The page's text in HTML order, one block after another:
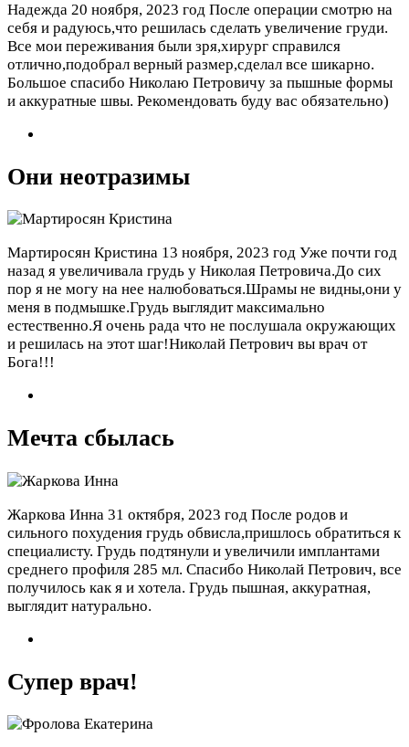
Надежда 20 ноября, 2023 год После операции смотрю на
себя и радуюсь,что решилась сделать увеличение груди.
Все мои переживания были зря,хирург справился
отлично,подобрал верный размер,сделал все шикарно.
Большое спасибо Николаю Петровичу за пышные формы
и аккуратные швы. Рекомендовать буду вас обязательно)
Они неотразимы
Мартиросян Кристина 13 ноября, 2023 год Уже почти год
назад я увеличивала грудь у Николая Петровича.До сих
пор я не могу на нее налюбоваться.Шрамы не видны,они у
меня в подмышке.Грудь выглядит максимально
естественно.Я очень рада что не послушала окружающих
и решилась на этот шаг!Николай Петрович вы врач от
Бога!!!
Мечта сбылась
Жаркова Инна 31 октября, 2023 год После родов и
сильного похудения грудь обвисла,пришлось обратиться к
специалисту. Грудь подтянули и увеличили имплантами
среднего профиля 285 мл. Спасибо Николай Петрович, все
получилось как я и хотела. Грудь пышная, аккуратная,
выглядит натурально.
Супер врач!